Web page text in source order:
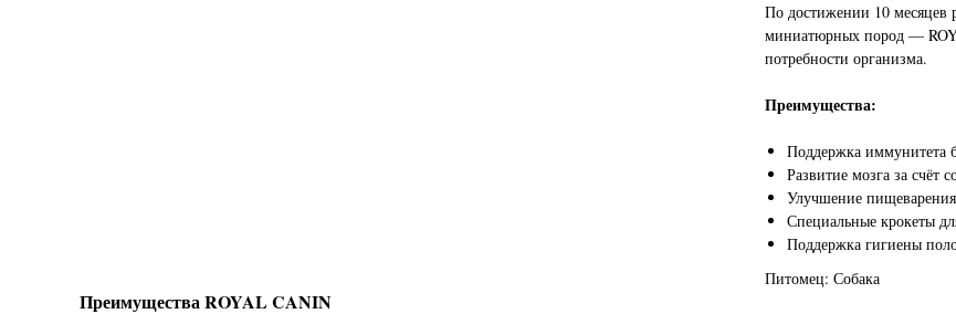
По достижении 10 месяцев
миниатюрных пород —
потребности организма.
Преимущества:
Поддержка иммунитета
Развитие мозга за счёт
Улучшение
Специальные крокеты
Поддержка гигиены
Питомец: Собака
Преимущества ROYAL CANIN